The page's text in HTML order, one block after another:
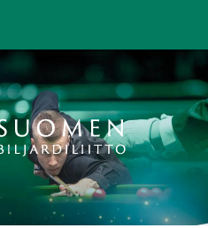
Suomen Biljardiliitto ry